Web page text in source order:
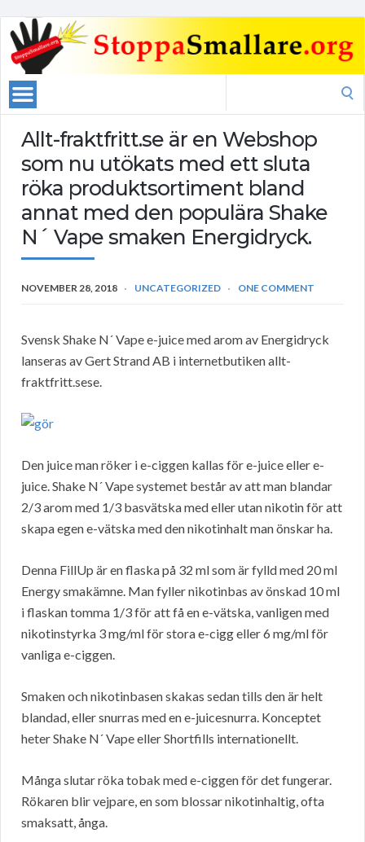
Allt-fraktfritt.se är en Webshop
som nu utökats med ett sluta
röka produktsortiment bland
annat med den populära Shake
N´ Vape smaken Energidryck.
NOVEMBER 28, 2018 UNCATEGORIZED ONE COMMENT
Svensk Shake N´ Vape e-juice med arom av Energidryck
lanseras av Gert Strand AB i internetbutiken allt-
fraktfritt.sese.
Den juice man röker i e-ciggen kallas för e-juice eller e-
juice. Shake N´ Vape systemet består av att man blandar
2/3 arom med 1/3 basvätska med eller utan nikotin för att
skapa egen e-vätska med den nikotinhalt man önskar ha.
Denna FillUp är en flaska på 32 ml som är fylld med 20 ml
Energy smakämne. Man fyller nikotinbas av önskad 10 ml
i flaskan tomma 1/3 för att få en e-vätska, vanligen med
nikotinstyrka 3 mg/ml för stora e-cigg eller 6 mg/ml för
vanliga e-ciggen.
Smaken och nikotinbasen skakas sedan tills den är helt
blandad, eller snurras med en e-juicesnurra. Konceptet
heter Shake N´ Vape eller Shortfills internationellt.
Många slutar röka tobak med e-ciggen för det fungerar.
Rökaren blir vejpare, en som blossar nikotinhaltig, ofta
smaksatt, ånga.